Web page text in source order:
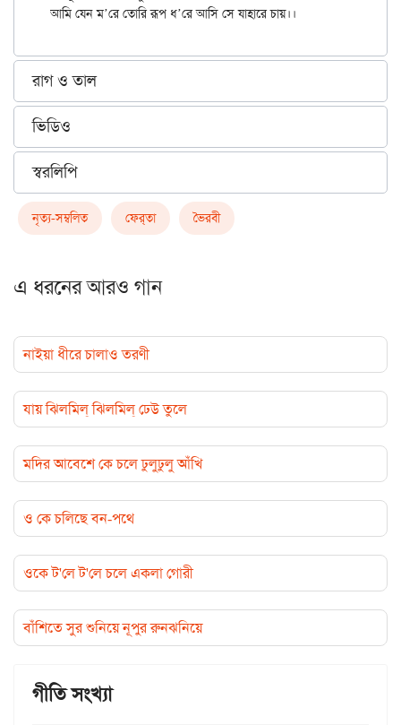
রাগ ও তাল
ভিডিও
স্বরলিপি
নৃত্য-সম্বলিত ফের্‌তা ভৈরবী
এ ধরনের আরও গান
নাইয়া ধীরে চালাও তরণী
যায় ঝিলমিল্ ঝিলমিল্ ঢেউ তুলে
মদির আবেশে কে চলে ঢুলুঢুলু আঁখি
ও কে চলিছে বন-পথে
ওকে ট'লে ট'লে চলে একলা গোরী
বাঁশিতে সুর শুনিয়ে নূপুর রুনঝনিয়ে
গীতি সংখ্যা